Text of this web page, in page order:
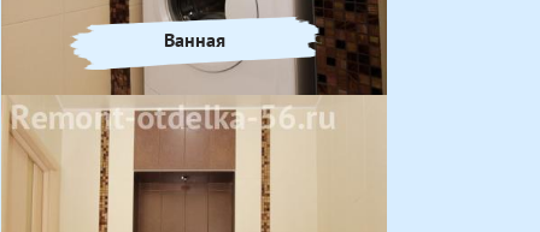
Ванная